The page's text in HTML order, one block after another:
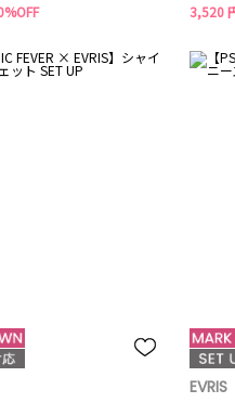
3,520
EVRIS